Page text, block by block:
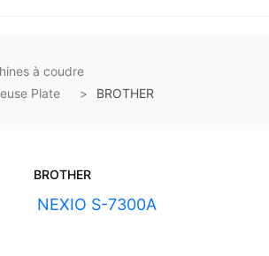
à coudre
Plate
BROTHER
BROTHER
NEXIO S-7300A